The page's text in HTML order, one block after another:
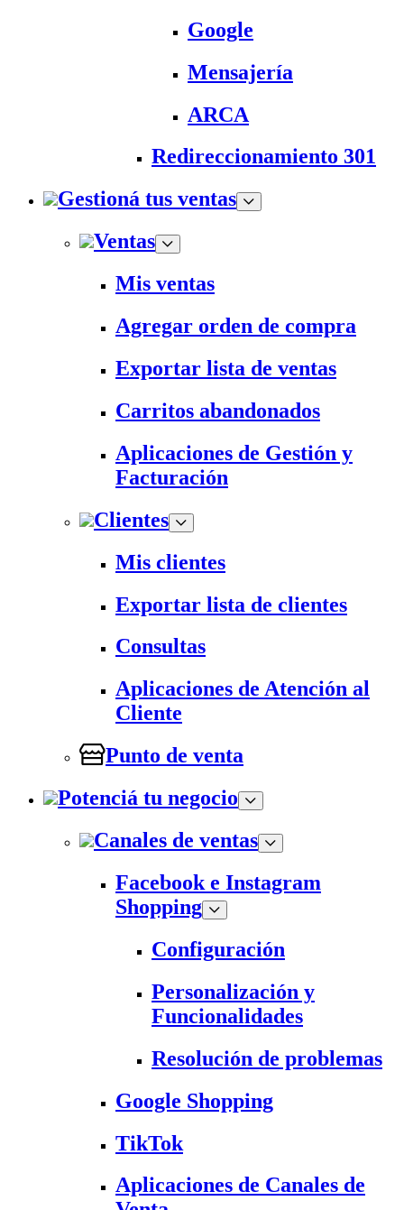
Google
Mensajería
ARCA
Redireccionamiento 301
Gestioná tus ventas
Ventas
Mis ventas
Agregar orden de compra
Exportar lista de ventas
Carritos abandonados
Aplicaciones de Gestión y
Facturación
Clientes
Mis clientes
Exportar lista de clientes
Consultas
Aplicaciones de Atención al
Cliente
Punto de venta
Potenciá tu negocio
Canales de ventas
Facebook e Instagram
Shopping
Configuración
Personalización y
Funcionalidades
Resolución de problemas
Google Shopping
TikTok
Aplicaciones de Canales de